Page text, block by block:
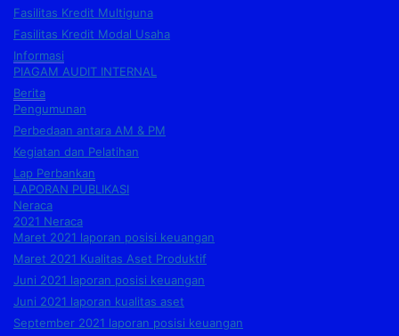
Fasilitas Kredit Multiguna
Fasilitas Kredit Modal Usaha
Informasi
PIAGAM AUDIT INTERNAL
Berita
Pengumunan
Perbedaan antara AM & PM
Kegiatan dan Pelatihan
Lap Perbankan
LAPORAN PUBLIKASI
Neraca
2021 Neraca
Maret 2021 laporan posisi keuangan
Maret 2021 Kualitas Aset Produktif
Juni 2021 laporan posisi keuangan
Juni 2021 laporan kualitas aset
September 2021 laporan posisi keuangan